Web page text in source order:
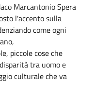
Marcantonio Spera
l'accento sulla
come ogni
piccole cose che
tra uomo e
culturale che va